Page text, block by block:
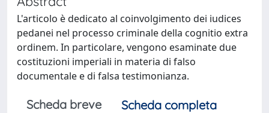
L'articolo è dedicato al coinvolgimento dei iudices
pedanei nel processo criminale della cognitio extra
ordinem. In particolare, vengono esaminate due
costituzioni imperiali in materia di falso
documentale e di falsa testimonianza.
Scheda breve
Scheda completa